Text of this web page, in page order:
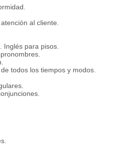
al cliente.
Inglés para pisos.
todos los tiempos y modos.